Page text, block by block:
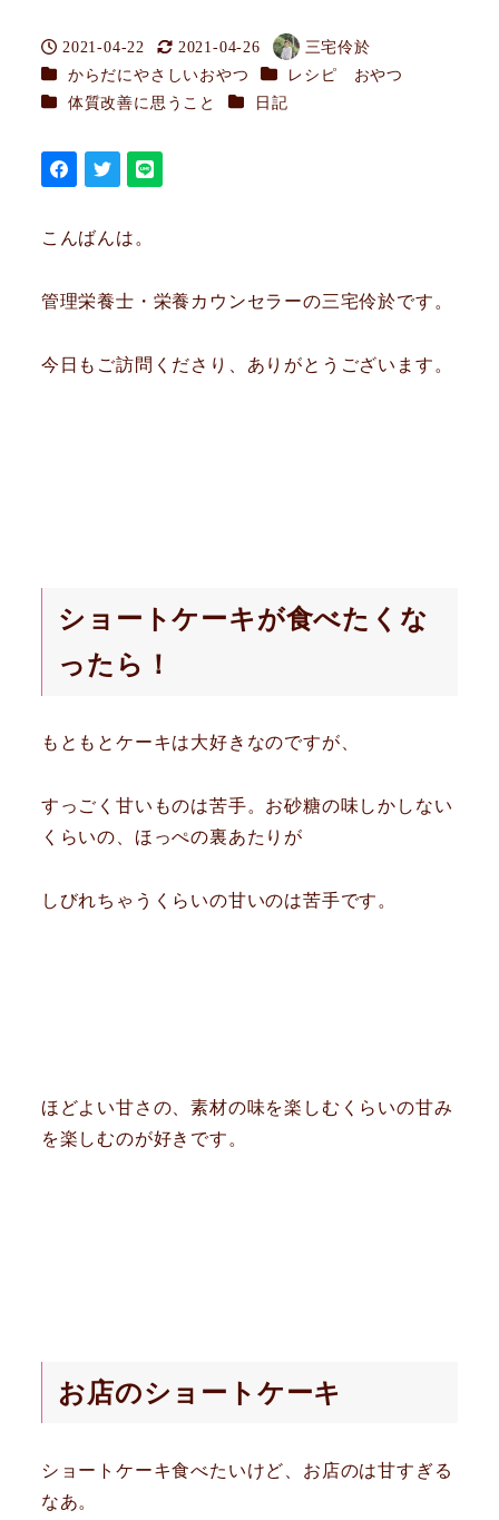
投稿日
2021-04-22
更新日
2021-04-26
著
者
三宅伶於
カテゴリー
からだにやさしいおやつ カテゴリー
レシピ おやつ
カテゴリー
体質改善に思うこと カテゴリー
日記
こんばんは。
管理栄養士・栄養カウンセラーの三宅伶於です。
今日もご訪問くださり、ありがとうございます。
ショートケーキが食べたくな
ったら！
もともとケーキは大好きなのですが、
すっごく甘いものは苦手。お砂糖の味しかしない
くらいの、ほっぺの裏あたりが
しびれちゃうくらいの甘いのは苦手です。
ほどよい甘さの、素材の味を楽しむくらいの甘み
を楽しむのが好きです。
お店のショートケーキ
ショートケーキ食べたいけど、お店のは甘すぎる
なあ。